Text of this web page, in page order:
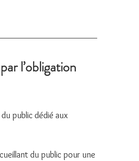
l’obligation
public dédié aux
du public pour une